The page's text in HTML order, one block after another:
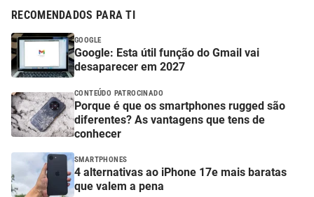
RECOMENDADOS PARA TI
GOOGLE
Google: Esta útil função do Gmail vai
desaparecer em 2027
CONTEÚDO PATROCINADO
Porque é que os smartphones rugged são
diferentes? As vantagens que tens de
conhecer
SMARTPHONES
4 alternativas ao iPhone 17e mais baratas
que valem a pena